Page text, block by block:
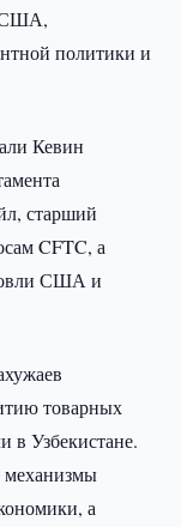
США,
политики и
Кевин
старший
CFTC, а
США и
товарных
в Узбекистане.
механизмы
а